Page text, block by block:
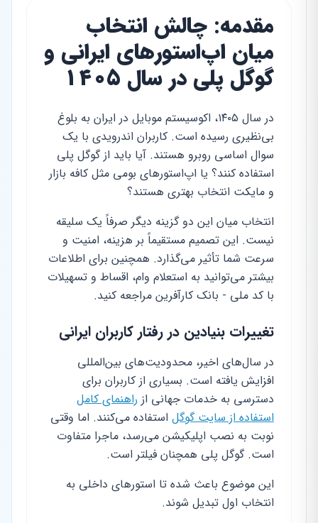
مقدمه: چالش انتخاب
میان اپ‌استورهای ایرانی و
گوگل پلی در سال ۱۴۰۵
در سال ۱۴۰۵، اکوسیستم موبایل در ایران به بلوغ
بی‌نظیری رسیده است. کاربران اندرویدی با یک
سوال اساسی روبرو هستند. آیا باید از گوگل پلی
استفاده کنند؟ یا اپ‌استورهای بومی مثل کافه بازار
و مایکت انتخاب بهتری هستند؟
انتخاب میان این دو گزینه دیگر صرفاً یک سلیقه
نیست. این تصمیم مستقیماً بر هزینه، امنیت و
سرعت شما تأثیر می‌گذارد. همچنین برای اطلاعات
بیشتر می‌توانید به استعلام وام، اقساط و تسهیلات
با کد ملی - بانک کارآفرین مراجعه کنید.
تغییرات بنیادین در رفتار کاربران ایرانی
در سال‌های اخیر، محدودیت‌های بین‌المللی
افزایش یافته است. بسیاری از کاربران برای
دسترسی به خدمات جهانی از راهنمای کامل
استفاده از سایت گوگل استفاده می‌کنند. اما وقتی
نوبت به نصب اپلیکیشن می‌رسد، ماجرا متفاوت
است. گوگل پلی همچنان فیلتر است.
این موضوع باعث شده تا استورهای داخلی به
انتخاب اول تبدیل شوند.